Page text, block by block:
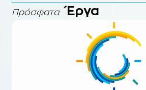
Πρόσφατα Έργα